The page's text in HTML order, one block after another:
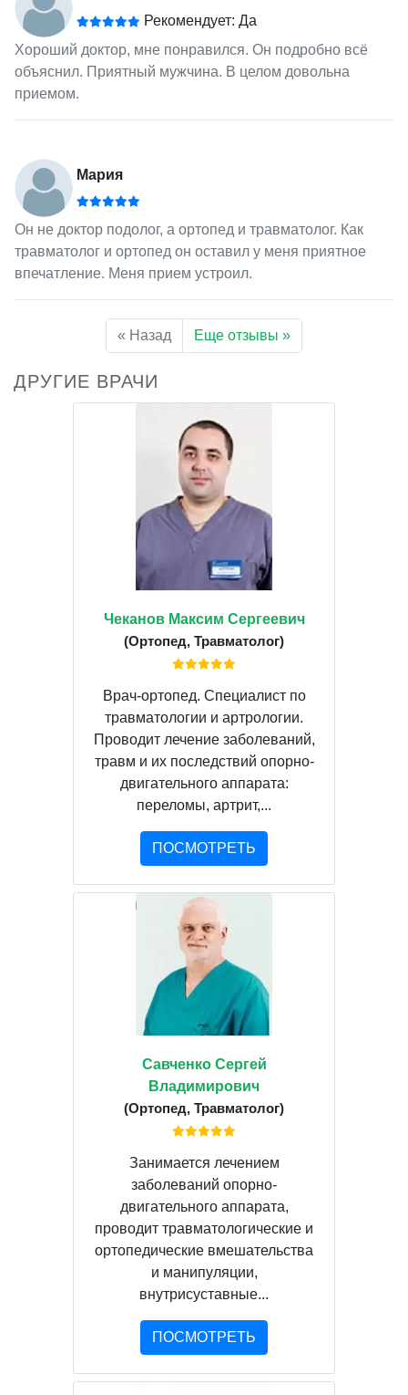
Рекомендует: Да
Хороший доктор, мне понравился. Он подробно всё
объяснил. Приятный мужчина. В целом довольна
приемом.
Мария
Он не доктор подолог, а ортопед и травматолог. Как
травматолог и ортопед он оставил у меня приятное
впечатление. Меня прием устроил.
« Назад Еще отзывы »
ДРУГИЕ ВРАЧИ
Чеканов Максим Сергеевич
(Ортопед, Травматолог)
Врач-ортопед. Специалист по
травматологии и артрологии.
Проводит лечение заболеваний,
травм и их последствий опорно-
двигательного аппарата:
переломы, артрит,...
ПОСМОТРЕТЬ
Савченко Сергей
Владимирович
(Ортопед, Травматолог)
Занимается лечением
заболеваний опорно-
двигательного аппарата,
проводит травматологические и
ортопедические вмешательства
и манипуляции,
внутрисуставные...
ПОСМОТРЕТЬ